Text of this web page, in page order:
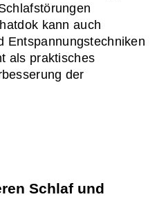
kann auch
Entspannungstechniken
als praktisches
der
Schlaf und